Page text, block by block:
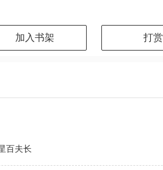
加入书架 打赏
百夫长